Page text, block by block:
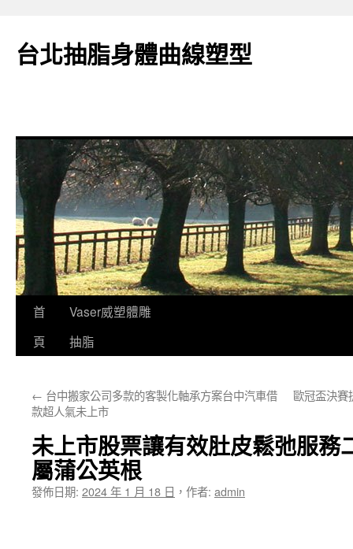
台北抽脂身體曲線塑型
跳
要
容
首
頁
Vaser威塑體雕
抽脂
← 台中搬家公司多款的客製化軸承方案台中汽車借
款超人氣未上市
歐冠盃決賽
未上市股票讓有效肚皮鬆弛服務
屬蒲公英根
發佈日期: 2024 年 1 月 18 日 ， 作者: admin